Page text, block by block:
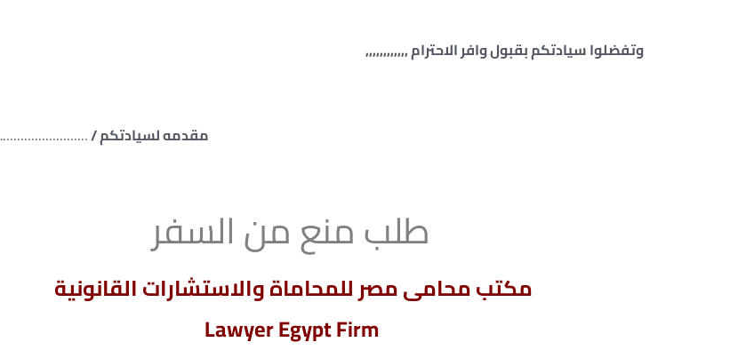
وتفضلوا سيادتكم بقبول وافر الاحترام ,,,,,,,,,,,,
مقدمه لسيادتكم /…………………….
طلب منع من السفر
مكتب محامى مصر للمحاماة والاستشارات القانونية
Lawyer Egypt Firm